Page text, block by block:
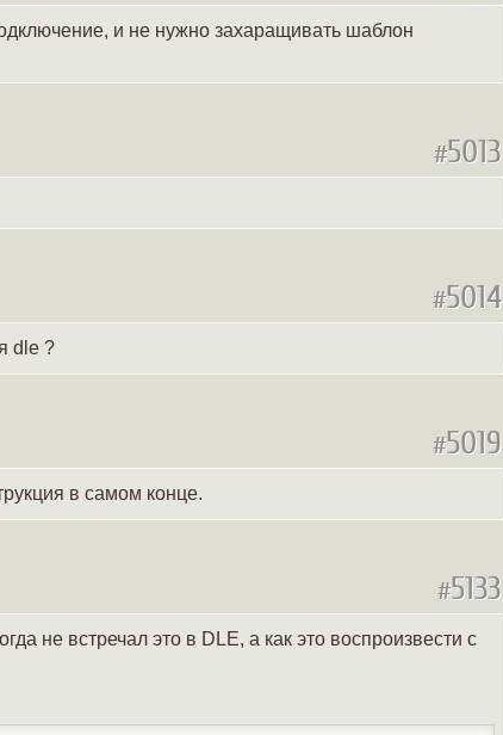
и не нужно захаращивать шаблон
#5013
#5014
dle ?
#5019
в самом конце.
#5133
не встречал это в DLE, а как это воспроизвести с